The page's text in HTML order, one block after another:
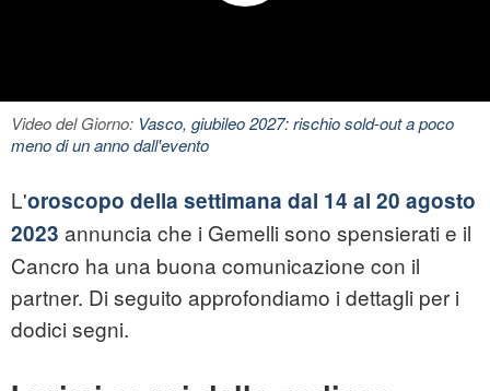
Video del Giorno: Vasco, giubileo 2027: rischio sold-out a poco
meno di un anno dall'evento
L'oroscopo della settimana dal 14 al 20 agosto
2023 annuncia che i Gemelli sono spensierati e il
Cancro ha una buona comunicazione con il
partner. Di seguito approfondiamo i dettagli per i
dodici segni.